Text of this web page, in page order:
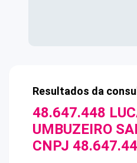
Resultados da
48.647.448
UMBUZEIRO
CNPJ